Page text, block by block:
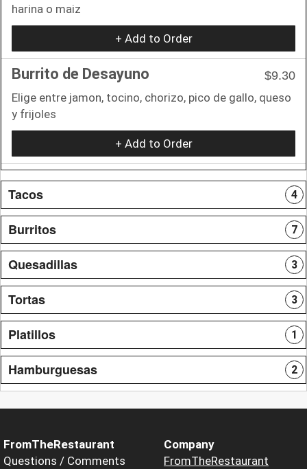
harina o maiz
+ Add to Order
Burrito de Desayuno
$9.30
Elige entre jamon, tocino, chorizo, pico de gallo, queso
y frijoles
+ Add to Order
Tacos 4
Burritos 7
Quesadillas 3
Tortas 3
Platillos 1
Hamburguesas 2
FromTheRestaurant
Questions / Comments
Company
FromTheRestaurant